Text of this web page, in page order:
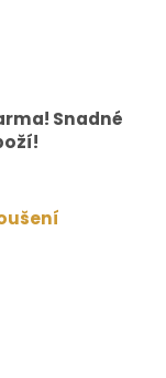
Snadné